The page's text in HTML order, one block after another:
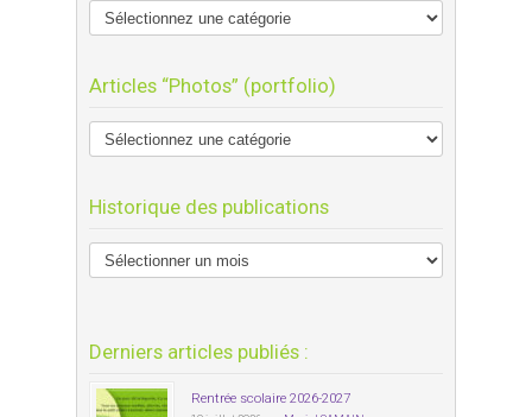
Articles “Photos” (portfolio)
Historique des publications
Derniers articles publiés :
Rentrée scolaire 2026-2027